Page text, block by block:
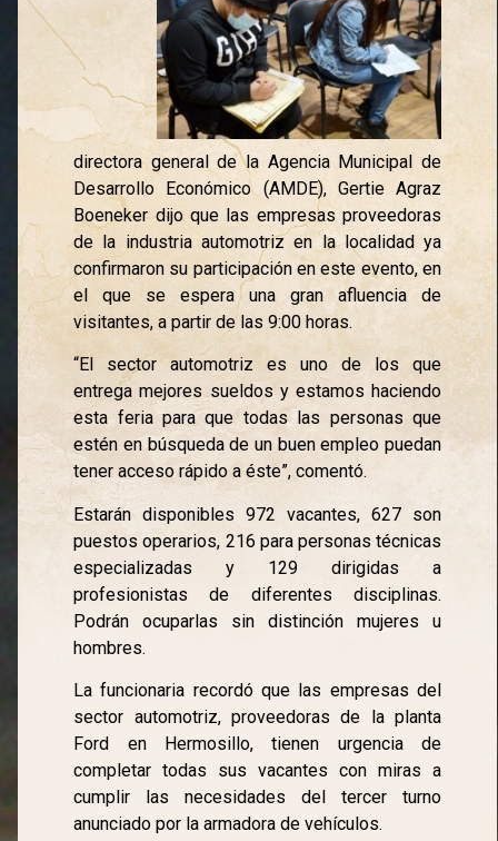
directora general de la Agencia Municipal de
Desarrollo Económico (AMDE), Gertie Agraz
Boeneker dijo que las empresas proveedoras
de la industria automotriz en la localidad ya
confirmaron su participación en este evento, en
el que se espera una gran afluencia de
visitantes, a partir de las 9:00 horas.
“El sector automotriz es uno de los que
entrega mejores sueldos y estamos haciendo
esta feria para que todas las personas que
estén en búsqueda de un buen empleo puedan
tener acceso rápido a éste”, comentó.
Estarán disponibles 972 vacantes, 627 son
puestos operarios, 216 para personas técnicas
especializadas y 129 dirigidas a
profesionistas de diferentes disciplinas.
Podrán ocuparlas sin distinción mujeres u
hombres.
La funcionaria recordó que las empresas del
sector automotriz, proveedoras de la planta
Ford en Hermosillo, tienen urgencia de
completar todas sus vacantes con miras a
cumplir las necesidades del tercer turno
anunciado por la armadora de vehículos.